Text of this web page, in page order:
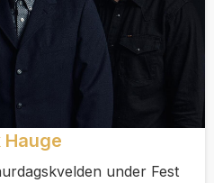
Hauge
under Fest